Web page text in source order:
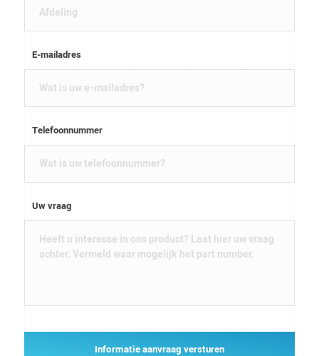
E-mailadres
Telefoonnummer
Uw vraag
Informatie aanvraag versturen